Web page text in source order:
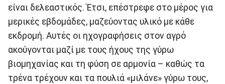
είναι δελεαστικός. Έτσι, επέστρεφε στο μέρος για
μερικές εβδομάδες, μαζεύοντας υλικό με κάθε
εκδρομή. Αυτές οι ηχογραφήσεις στον αγρό
ακούγονται μαζί με τους ήχους της γύρω
βιομηχανίας και τη φύση σε αρμονία – καθώς τα
τρένα τρέχουν και τα πουλιά «μιλάνε» γύρω τους,